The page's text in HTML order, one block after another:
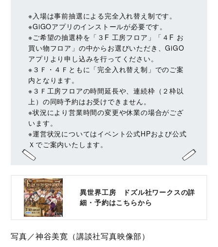
※入場は事前抽選による完全入れ替え制です。
※GiGOアプリのインストールが必要です。
※ご希望の抽選枠を「３F 工房フロア」「４F お
買い物フロア」の中からお選びいただき、GiGO
アプリより申し込みを行ってください。
※３Ｆ・４Ｆともに「完全入れ替え制」でのご案
内となります。
※３Ｆ工房フロアの時間延長や、連続枠（２枠以
上）の同時予約はお受けできません。
※状況により営業時間の変更や休業の場合がござ
います。
※運営状況についてはイベント公式HPおよび公式
Ｘでご案内いたします。
異世界工房 ドズル社ワークスの詳
細・予約はこちらから
写真／神谷美寛（講談社写真映像部）